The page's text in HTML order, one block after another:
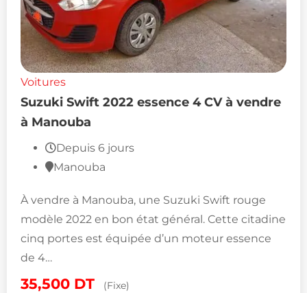
Voitures
Suzuki Swift 2022 essence 4 CV à vendre
à Manouba
Depuis 6 jours
Manouba
À vendre à Manouba, une Suzuki Swift rouge
modèle 2022 en bon état général. Cette citadine
cinq portes est équipée d’un moteur essence
de 4…
35,500 DT (Fixe)